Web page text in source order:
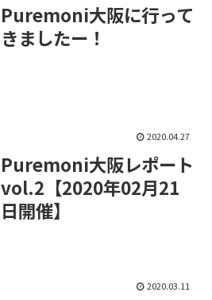
Puremoni大阪に行って
きましたー！
2020.04.27
Puremoni大阪レポート
vol.2【2020年02月21
日開催】
2020.03.11